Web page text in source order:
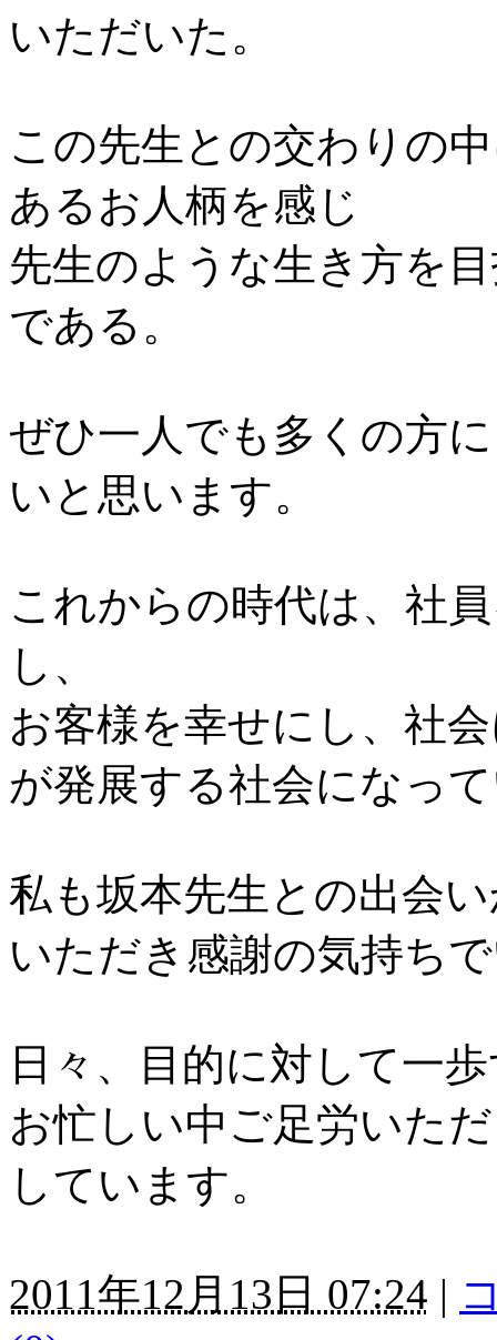
いただいた。
この先生との交わりの
あるお人柄を感じ
先生のような生き方を
である。
ぜひ一人でも多くの方
いと思います。
これからの時代は、社
し、
お客様を幸せにし、社
が発展する社会になっ
私も坂本先生との出会
いただき感謝の気持ち
日々、目的に対して一
お忙しい中ご足労いた
しています。
2011年12月13日 07:24 |